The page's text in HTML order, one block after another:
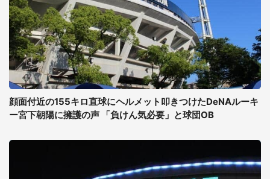
顔面付近の155キロ直球にヘルメット叩きつけたDeNAルーキ
ー宮下朝陽に擁護の声 「負けん気必要」と球団OB